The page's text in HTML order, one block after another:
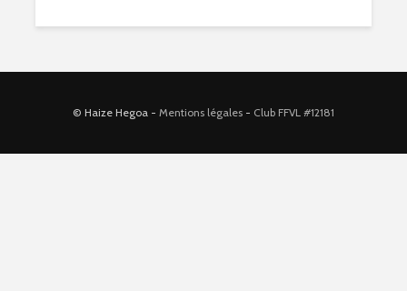
© Haize Hegoa - Mentions légales - Club FFVL #12181